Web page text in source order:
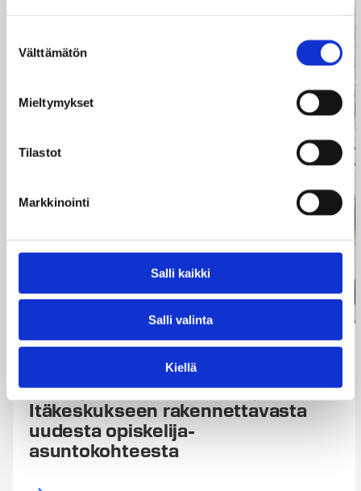
valinta
Välttämätön
Mieltymykset
Tilastot
Markkinointi
Salli kaikki
Salli valinta
Kiellä
04.08.2026
Tencon ja Hoas ovat
allekirjoittaneet urakkasopimuksen
Itäkeskukseen rakennettavasta
uudesta opiskelija-
asuntokohteesta